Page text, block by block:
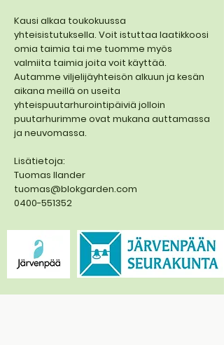
Kausi alkaa toukokuussa
yhteisistutuksella. Voit istuttaa laatikkoosi
omia taimia tai me tuomme myös
valmiita taimia joita voit käyttää.
Autamme viljelijäyhteisön alkuun ja kesän
aikana meillä on useita
yhteispuutarhurointipäiviä jolloin
puutarhurimme ovat mukana auttamassa
ja neuvomassa.
Lisätietoja:
Tuomas Ilander
tuomas@blokgarden.com
0400-551352